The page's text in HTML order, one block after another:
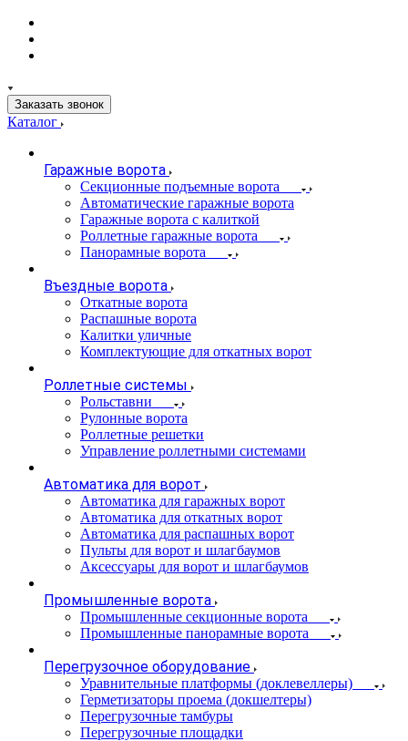
Заказать звонок
Каталог
Гаражные ворота
Секционные подъемные ворота
Автоматические гаражные ворота
Гаражные ворота с калиткой
Роллетные гаражные ворота
Панорамные ворота
Въездные ворота
Откатные ворота
Распашные ворота
Калитки уличные
Комплектующие для откатных ворот
Роллетные системы
Рольставни
Рулонные ворота
Роллетные решетки
Управление роллетными системами
Автоматика для ворот
Автоматика для гаражных ворот
Автоматика для откатных ворот
Автоматика для распашных ворот
Пульты для ворот и шлагбаумов
Аксессуары для ворот и шлагбаумов
Промышленные ворота
Промышленные секционные ворота
Промышленные панорамные ворота
Перегрузочное оборудование
Уравнительные платформы (доклевеллеры)
Герметизаторы проема (докшелтеры)
Перегрузочные тамбуры
Перегрузочные площадки